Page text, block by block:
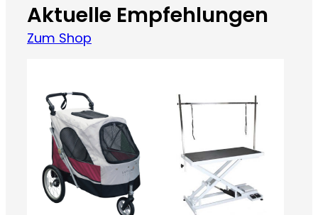
Aktuelle Empfehlungen
Zum Shop